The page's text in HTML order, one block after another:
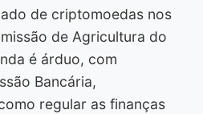
de criptomoedas nos
de Agricultura do
é árduo, com
Bancária,
regular as finanças